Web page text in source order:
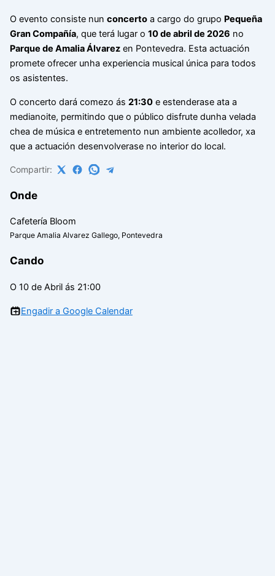
O evento consiste nun concertoa cargo do grupo Pequeña
Gran Compañía, que terá lugar o 10 de abril de 2026 no
Parque de Amalia Álvarezen Pontevedra. Esta actuación
promete ofrecer unha experiencia musical única para todos
os asistentes.
O concerto dará comezo ás 21:30e estenderase ata a
medianoite, permitindo que o público disfrute dunha velada
chea de música e entretemento nun ambiente acolledor, xa
que a actuación desenvolverase no interior do local.
Compartir:
Onde
Cafetería Bloom
Parque Amalia Alvarez Gallego, Pontevedra
Cando
O 10 de Abril ás 21:00
Engadir a Google Calendar